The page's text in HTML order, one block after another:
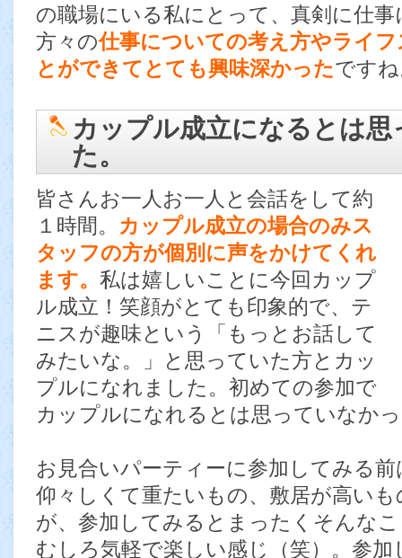
の職場にいる私にとって、真剣に仕
方々の仕事についての考え方やライ
とができてとても興味深かったです
カップル成立になるとは
た。
皆さんお一人お一人と会話をして約
１時間。 カップル成立の場合のみス
タッフの方が個別に声をかけてくれ
ます。 私は嬉しいことに今回カップ
ル成立！笑顔がとても印象的で、テ
ニスが趣味という「もっとお話して
みたいな。」と思っていた方とカッ
プルになれました。初めての参加で
カップルになれるとは思っていなか
お見合いパーティーに参加してみる
仰々しくて重たいもの、敷居が高い
が、参加してみるとまったくそんな
むしろ気軽で楽しい感じ（笑）。参